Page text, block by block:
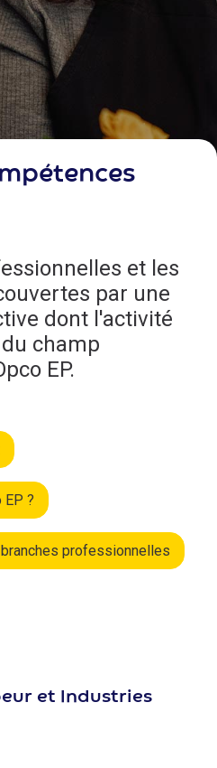
et les
par une
dont l'activité
champ
EP.
EP ?
professionnelles
et Industries